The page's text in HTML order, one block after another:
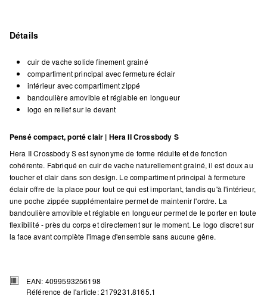
Détails
cuir de vache solide finement grainé
compartiment principal avec fermeture éclair
intérieur avec compartiment zippé
bandoulière amovible et réglable en longueur
logo en relief sur le devant
Pensé compact, porté clair | Hera II Crossbody S
Hera II Crossbody S est synonyme de forme réduite et de fonction
cohérente. Fabriqué en cuir de vache naturellement grainé, il est doux au
toucher et clair dans son design. Le compartiment principal à fermeture
éclair offre de la place pour tout ce qui est important, tandis qu'à l'intérieur,
une poche zippée supplémentaire permet de maintenir l'ordre. La
bandoulière amovible et réglable en longueur permet de le porter en toute
flexibilité - près du corps et directement sur le moment. Le logo discret sur
la face avant complète l'image d'ensemble sans aucune gêne.
EAN: 4099593256198
Référence de l'article: 2179231.8165.1